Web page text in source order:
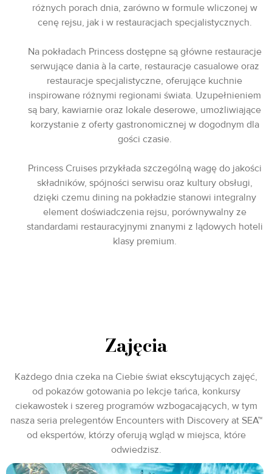
różnych porach dnia, zarówno w formule wliczonej w
cenę rejsu, jak i w restauracjach specjalistycznych.
Na pokładach Princess dostępne są główne restauracje
serwujące dania à la carte, restauracje casualowe oraz
restauracje specjalistyczne, oferujące kuchnie
inspirowane różnymi regionami świata. Uzupełnieniem
są bary, kawiarnie oraz lokale deserowe, umożliwiające
korzystanie z oferty gastronomicznej w dogodnym dla
gości czasie.
Princess Cruises przykłada szczególną wagę do jakości
składników, spójności serwisu oraz kultury obsługi,
dzięki czemu dining na pokładzie stanowi integralny
element doświadczenia rejsu, porównywalny ze
standardami restauracyjnymi znanymi z lądowych hoteli
klasy premium.
Zajęcia
Każdego dnia czeka na Ciebie świat ekscytujących zajęć,
od pokazów gotowania po lekcje tańca, konkursy
ciekawostek i szereg programów wzbogacających, w tym
nasza seria prelegentów Encounters with Discovery at SEA™
od ekspertów, którzy oferują wgląd w miejsca, które
odwiedzisz.